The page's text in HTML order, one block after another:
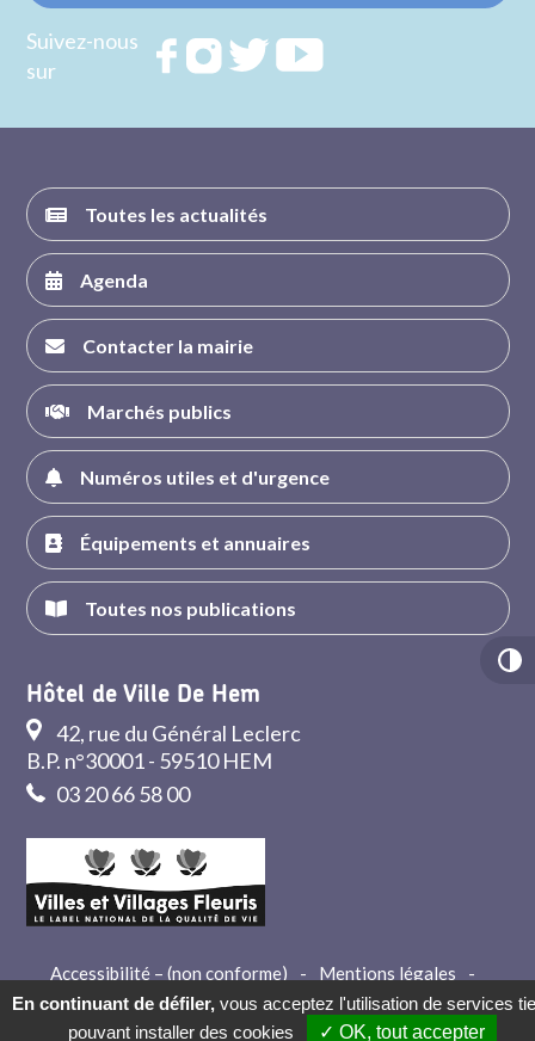
Suivez-nous
sur
RejoignezRejoignezRejoignez
Toutes les actualités
Agenda
Contacter la mairie
Marchés publics
Numéros utiles et d'urgence
Équipements et annuaires
Toutes nos publications
Hôtel de Ville De Hem
42, rue du Général Leclerc
B.P. n°30001 - 59510 HEM
03 20 66 58 00
Accessibilité – (non conforme) - Mentions légales
-
Crédits
- Contact
En continuant de défiler, vous acceptez l'utilisation de services
pouvant installer des cookies
✓ OK, tout accepter